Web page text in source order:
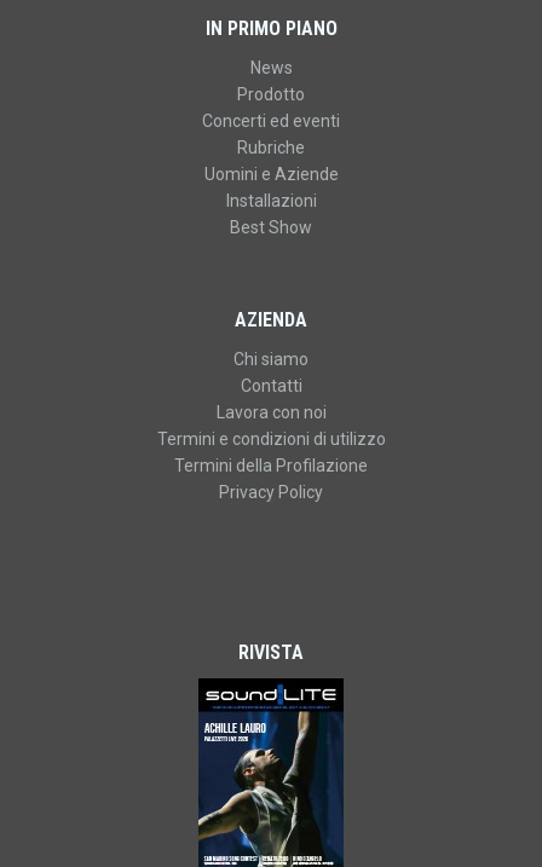
IN PRIMO PIANO
News
Prodotto
Concerti ed eventi
Rubriche
Uomini e Aziende
Installazioni
Best Show
AZIENDA
Chi siamo
Contatti
Lavora con noi
Termini e condizioni di utilizzo
Termini della Profilazione
Privacy Policy
RIVISTA